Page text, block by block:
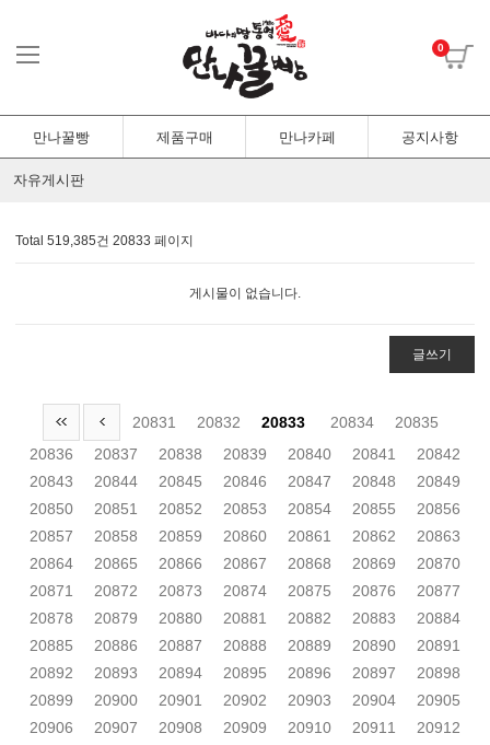
0
만나꿀빵 제품구매 만나카페 공지사항
자유게시판
Total 519,385건 20833 페이지
게시물이 없습니다.
글쓰기
20831 20832 20833 20834
20835
20836
20837 20838 20839 20840 20841
20842
20843
20844 20845 20846 20847 20848
20849
20850
20851 20852 20853 20854 20855
20856
20857
20858 20859 20860 20861 20862
20863
20864
20865 20866 20867 20868 20869
20870
20871
20872 20873 20874 20875 20876
20877
20878
20879 20880 20881 20882 20883
20884
20885
20886 20887 20888 20889 20890
20891
20892
20893 20894 20895 20896 20897
20898
20899
20900 20901 20902 20903 20904
20905
20906
20907 20908 20909 20910 20911
20912